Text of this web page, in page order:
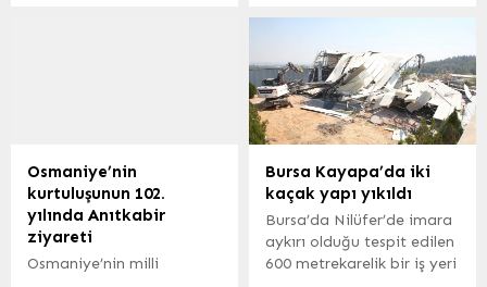
yaparak piyasayı ve
serbest rekabeti bozan,
tüketici mağduriyetine yol
açan toplam 889 emlak
işletmesine 88 milyon 900
bin lira idari para cezası
verdi. Bakanlık tarafından
yapılan yazılı açıklamada,
emlak...
Osmaniye’nin
kurtuluşunun 102.
yılında Anıtkabir
ziyareti
Osmaniye’nin milli
Bursa Kayapa’da iki
kaçak yapı yıkıldı
Bursa’da Nilüfer’de imara
aykırı olduğu tespit edilen
600 metrekarelik bir iş yeri